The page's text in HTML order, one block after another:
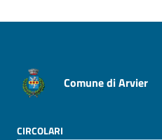
Comune di Arvier
CIRCOLARI